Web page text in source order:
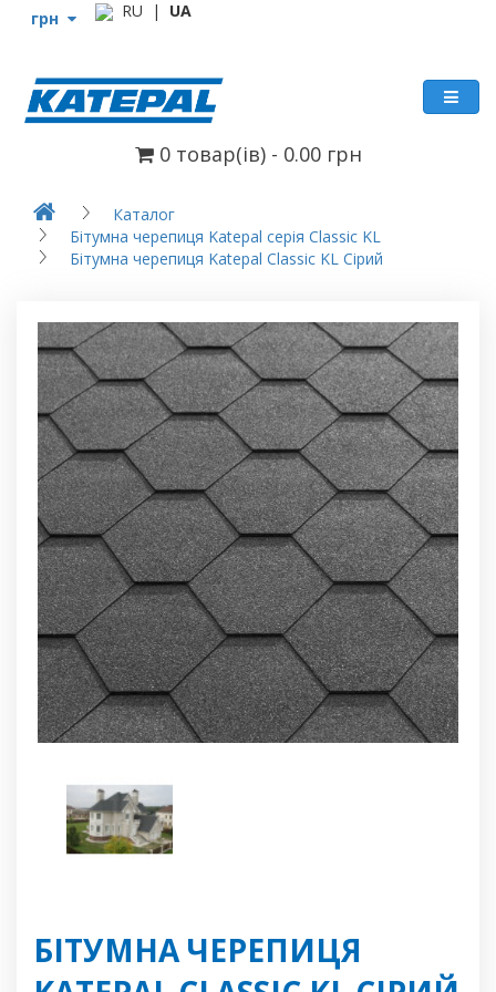
грн RU | UA
0 товар(ів) - 0.00грн
Каталог
Бітумна черепиця Katepal серія Classic KL
Бітумна черепиця Katepal Classic KL Сірий
БІТУМНА ЧЕРЕПИЦЯ